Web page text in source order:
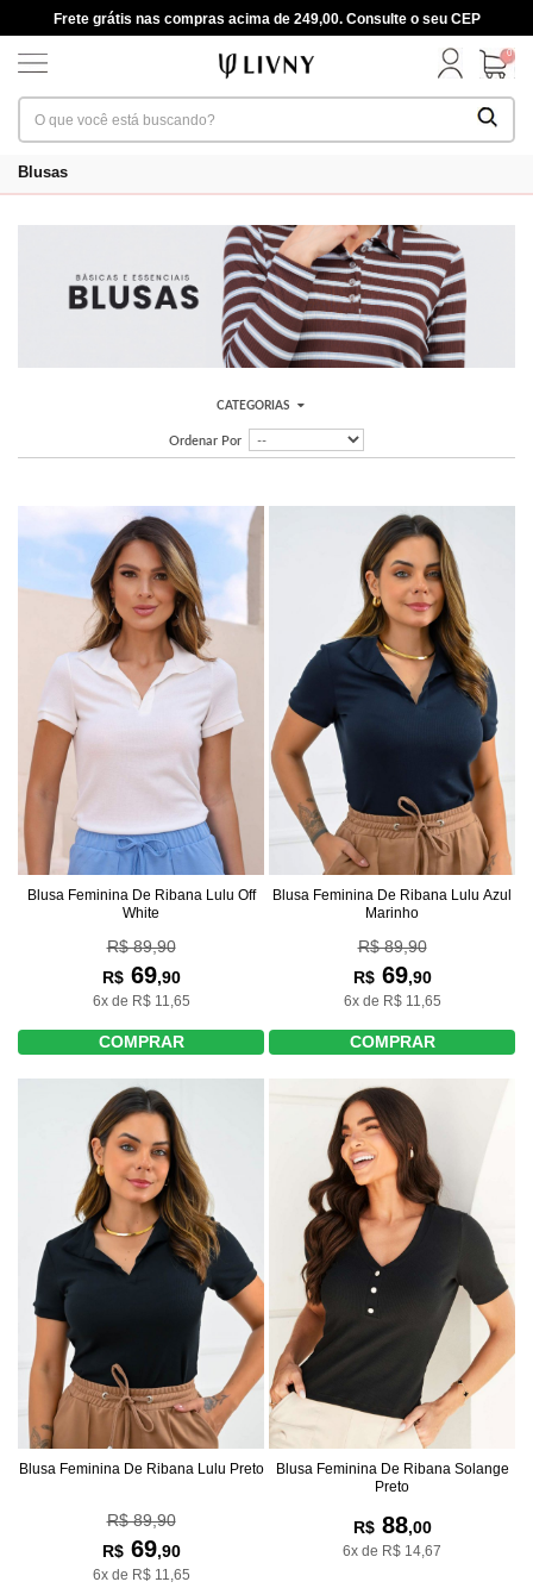
Frete grátis nas compras acima de 249,00. Consulte o seu CEP
0
Blusas
CATEGORIAS
Ordenar Por
Blusa Feminina De Ribana Lulu Off
White
R$ 89,90
R$69,90
6x de R$ 11,65
COMPRAR
Blusa Feminina De Ribana Lulu Azul
Marinho
R$ 89,90
R$69,90
6x de R$ 11,65
COMPRAR
Blusa Feminina De Ribana Lulu Preto
R$ 89,90
R$69,90
6x de R$ 11,65
Blusa Feminina De Ribana Solange
Preto
R$88,00
6x de R$ 14,67